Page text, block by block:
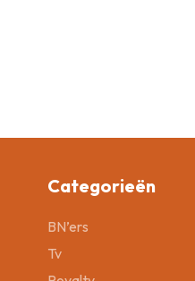
Categorieën
BN’ers
Tv